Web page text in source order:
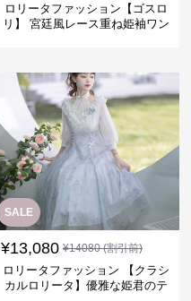
ロリータファッション【ゴスロ
リ】 宮廷風レース重ね姫袖ワン
SALE
¥13,080 ¥14080(割引前)
ロリータファッション 【クラシ
カルロリータ】優雅な姫君のテ